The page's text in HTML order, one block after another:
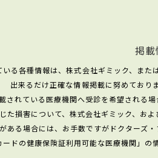
掲載
いる各種情報は、株式会社ギミック、また
出来るだけ正確な情報掲載に努めており
されている医療機関へ受診を希望される
た損害について、株式会社ギミック、お
ある場合には、お手数ですがドクターズ
ドの健康保険証利用可能な医療機関」の